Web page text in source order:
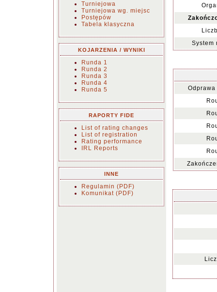
Turniejowa
Turniejowa wg. miejsc
Postępów
Tabela klasyczna
KOJARZENIA / WYNIKI
Runda 1
Runda 2
Runda 3
Runda 4
Runda 5
RAPORTY FIDE
List of rating changes
List of registration
Rating performance
IRL Reports
INNE
Regulamin (PDF)
Komunikat (PDF)
System